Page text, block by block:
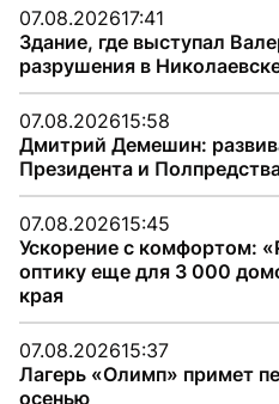
07.08.202617:41
Здание, где выступал
разрушения в
07.08.202615:58
Дмитрий Демешин:
Президента и
07.08.202615:45
Ускорение с комфортом:
оптику еще для 3 000
края
07.08.202615:37
Лагерь «Олимп» примет
осенью